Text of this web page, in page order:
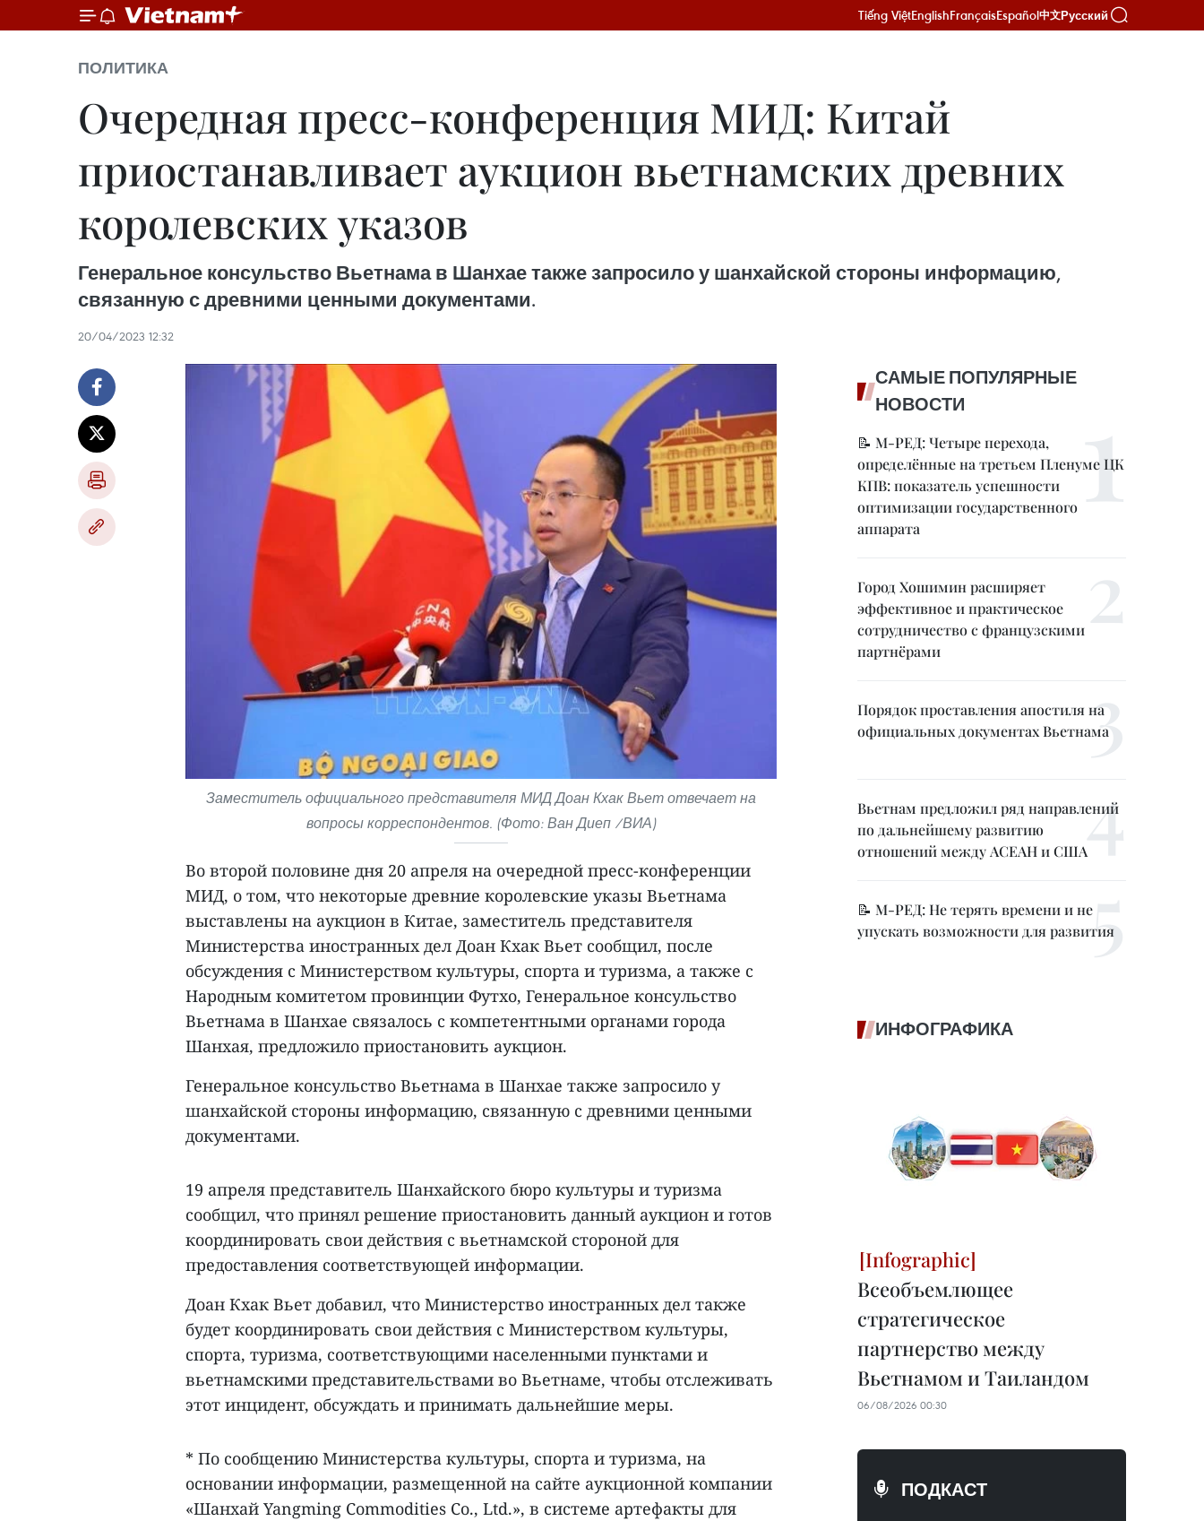
Tiếng ViệtEnglishFrançaisEspañol中文Русский
ПОЛИТИКА
Очередная пресс-конференция МИД: Китай
приостанавливает аукцион вьетнамских древних
королевских указов
Генеральное консульство Вьетнама в Шанхае также запросило у шанхайской стороны информацию,
связанную с древними ценными документами.
20/04/2023 12:32
Заместитель официального представителя МИД Доан Кхак Вьет отвечает на
вопросы корреспондентов. (Фото: Ван Диеп /ВИА)
Во второй половине дня 20 апреля на очередной пресс-конференции
МИД, о том, что некоторые древние королевские указы Вьетнама
выставлены на аукцион в Китае, заместитель представителя
Министерства иностранных дел Доан Кхак Вьет сообщил, после
обсуждения с Министерством культуры, спорта и туризма, а также с
Народным комитетом провинции Футхо, Генеральное консульство
Вьетнама в Шанхае связалось с компетентными органами города
Шанхая, предложило приостановить аукцион.
Генеральное консульство Вьетнама в Шанхае также запросило у
шанхайской стороны информацию, связанную с древними ценными
документами.
19 апреля представитель Шанхайского бюро культуры и туризма
сообщил, что принял решение приостановить данный аукцион и готов
координировать свои действия с вьетнамской стороной для
предоставления соответствующей информации.
Доан Кхак Вьет добавил, что Министерство иностранных дел также
будет координировать свои действия с Министерством культуры,
спорта, туризма, соответствующими населенными пунктами и
вьетнамскими представительствами во Вьетнаме, чтобы отслеживать
этот инцидент, обсуждать и принимать дальнейшие меры.
* По сообщению Министерства культуры, спорта и туризма, на
основании информации, размещенной на сайте аукционной компании
«Шанхай Yangming Commodities Co., Ltd.», в системе артефакты для
САМЫЕ ПОПУЛЯРНЫЕ
НОВОСТИ
📝 М-РЕД: Четыре перехода,
определённые на третьем Пленуме ЦК
КПВ: показатель успешности
оптимизации государственного
аппарата
Город Хошимин расширяет
эффективное и практическое
сотрудничество с французскими
партнёрами
Порядок проставления апостиля на
официальных документах Вьетнама
Вьетнам предложил ряд направлений
по дальнейшему развитию
отношений между АСЕАН и США
📝 М-РЕД: Не терять времени и не
упускать возможности для развития
ИНФОГРАФИКА
Всеобъемлющее
стратегическое
партнерство между
Вьетнамом и Таиландом
06/08/2026 00:30
ПОДКАСТ